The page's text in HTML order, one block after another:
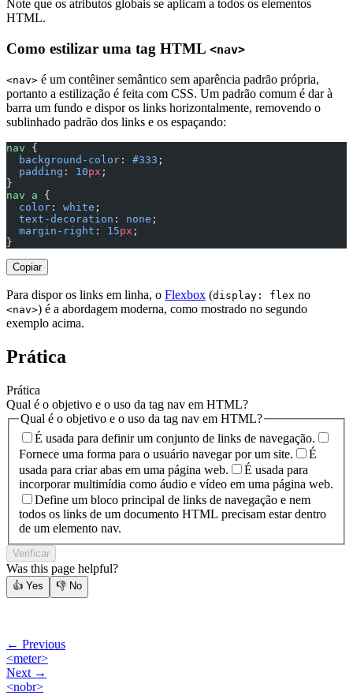
Note que os atributos globais se aplicam a todos os elementos
HTML.
Como estilizar uma tag HTML <nav>
<nav> é um contêiner semântico sem aparência padrão própria,
portanto a estilização é feita com CSS. Um padrão comum é dar à
barra um fundo e dispor os links horizontalmente, removendo o
sublinhado padrão dos links e os espaçando:
nav {
  background-color
: #333 ;
  padding
: 10px ;
}
nav a {
  color
: white ;
  text-decoration
: none ;
  margin-right
: 15px ;
}
Copiar
Para dispor os links em linha, o Flexbox (display: flex no
<nav>) é a abordagem moderna, como mostrado no segundo
exemplo acima.
Prática
Prática
Qual é o objetivo e o uso da tag nav em HTML?
Qual é o objetivo e o uso da tag nav em HTML?
É usada para definir um conjunto de links de navegação.
Fornece uma forma para o usuário navegar por um site.
É
usada para criar abas em uma página web.
É usada para
incorporar multimídia como áudio e vídeo em uma página web.
Define um bloco principal de links de navegação e nem
todos os links de um documento HTML precisam estar dentro
de um elemento nav.
Verificar
Was this page helpful?
👍 Yes 👎 No
← Previous
<meter>
Next →
<nobr>